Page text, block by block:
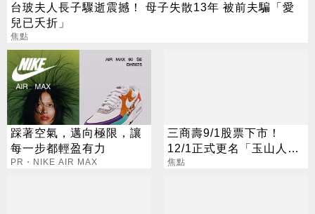
台玻夫人長子驟逝震撼！ 母子失散13年 被前夫騙「愛
兒已夭折」
焦點
踩著空氣，邁向極限，讓
每一步都輕盈有力
PR・NIKE AIR MAX
三商壽9/1股票下市！
12/1正式更名「玉山人
壽」
焦點